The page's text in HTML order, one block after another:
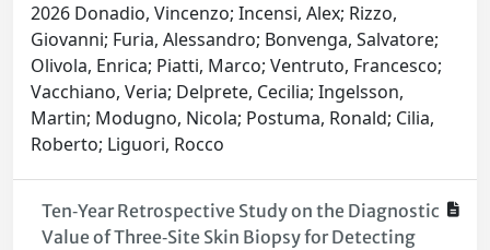
2026 Donadio, Vincenzo; Incensi, Alex; Rizzo,
Giovanni; Furia, Alessandro; Bonvenga, Salvatore;
Olivola, Enrica; Piatti, Marco; Ventruto, Francesco;
Vacchiano, Veria; Delprete, Cecilia; Ingelsson,
Martin; Modugno, Nicola; Postuma, Ronald; Cilia,
Roberto; Liguori, Rocco
Ten‐Year Retrospective Study on the Diagnostic
Value of Three‐Site Skin Biopsy for Detecting